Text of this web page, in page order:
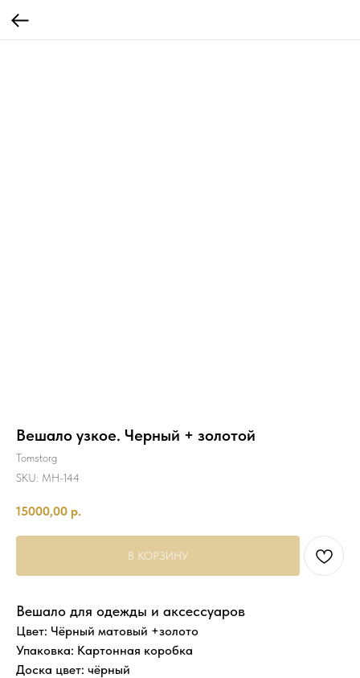
Вешало узкое. Черный + золотой
Tomstorg
SKU: MH-144
15000,00 р.
В КОРЗИНУ
Вешало для одежды и аксессуаров
Цвет: Чёрный матовый +золото
Упаковка: Картонная коробка
Доска цвет: чёрный